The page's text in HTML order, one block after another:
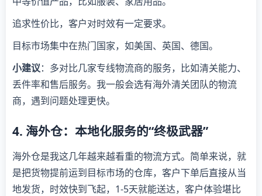
追求性价比，客户对时效有一定要求。
目标市场集中在热门国家，如美国、英国、德国。
小建议：多对比几家专线物流商的服务，比如清关能力、
丢件率和售后服务。我一般会选有海外清关团队的物流
商，遇到问题处理更快。
4. 海外仓：本地化服务的“终极武器”
海外仓是我这几年越来越看重的物流方式。简单来说，就
是把货物提前运到目标市场的仓库，客户下单后直接从当
地发货，时效快到飞起，1-5天就能送达，客户体验堪比